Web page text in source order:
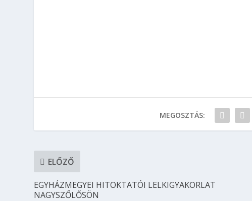
MEGOSZTÁS:
ELŐZŐ
EGYHÁZMEGYEI HITOKTATÓI LELKIGYAKORLAT
NAGYSZŐLŐSÖN